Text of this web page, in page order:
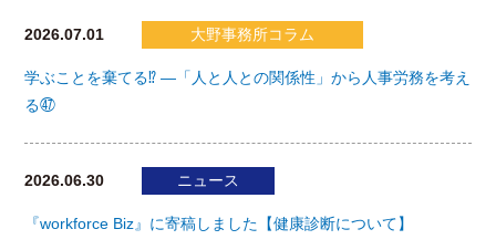
2026.07.01 大野事務所コラム
学ぶことを棄てる⁉ ―「人と人との関係性」から人事労務を考え
る㊼
2026.06.30 ニュース
『workforce Biz』に寄稿しました【健康診断について】